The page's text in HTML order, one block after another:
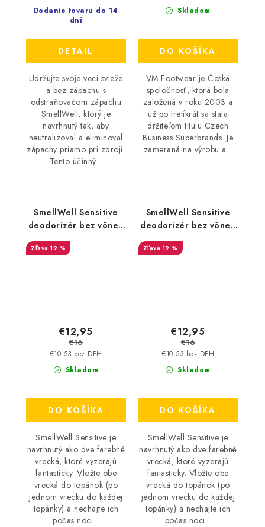
Dodanie tovaru do 14
dní
DETAIL
Udržujte svoje veci svieže
a bez zápachu s
odstraňovačom zápachu
SmellWell, ktorý je
navrhnutý tak, aby
neutralizoval a eliminoval
zápachy priamo pri zdroji.
Tento účinný...
Skladom
DO KOŠÍKA
VM Footwear je Česká
spoločnosť, ktorá bola
založená v roku 2003 a
už po tretíkrát sa stala
držiteľom titulu Czech
Business Superbrands. Je
zameraná na výrobu a...
SmellWell Sensitive
deodorizér bez vône -
Green
19 %
Skladom
€10,53 bez DPH
€12,95
€16
DO KOŠÍKA
SmellWell Sensitive je
navrhnutý ako dve farebné
vrecká, ktoré vyzerajú
fantasticky. Vložte obe
vrecká do topánok (po
jednom vrecku do každej
topánky) a nechajte ich
počas noci...
SmellWell Sensitive
deodorizér bez vône -
Grey
19 %
Skladom
€10,53 bez DPH
€12,95
€16
DO KOŠÍKA
SmellWell Sensitive je
navrhnutý ako dve farebné
vrecká, ktoré vyzerajú
fantasticky. Vložte obe
vrecká do topánok (po
jednom vrecku do každej
topánky) a nechajte ich
počas noci...